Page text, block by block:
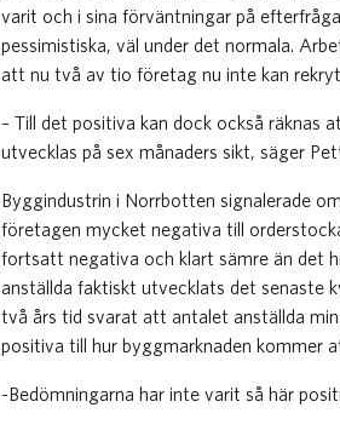
varit och i sina förväntningar på
pessimistiska, väl under det normala.
att nu två av tio företag nu inte kan
– Till det positiva kan dock också
utvecklas på sex månaders sikt, säger
Byggindustrin i Norrbotten signalerade
företagen mycket negativa till
fortsatt negativa och klart sämre än det
anställda faktiskt utvecklats det senaste
två års tid svarat att antalet anställda
positiva till hur byggmarknaden kommer
-Bedömningarna har inte varit så här